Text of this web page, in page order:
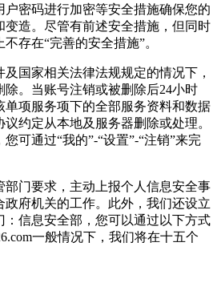
密码进行加密等安全措施确保您的
变造。尽管有前述安全措施，但同时
存在“完善的安全措施”。
国家相关法律法规规定的情况下，
。当账号注销或被删除后24小时
单项服务项下的全部服务资料和数据
约定从本地及服务器删除或处理。
可通过“我的”-“设置”-“注销”来完
部门要求，主动上报个人信息安全事
府机关的工作。此外，我们还设立
：信息安全部，您可以通过以下方式
一般情况下，我们将在十五个